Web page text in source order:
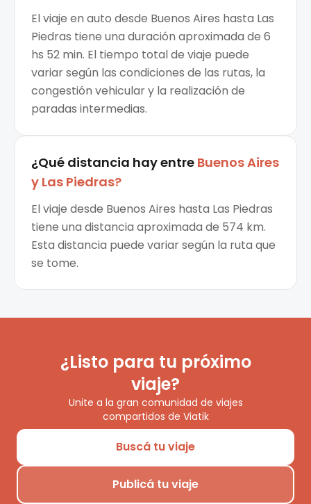
El viaje en auto desde Buenos Aires hasta Las
Piedras tiene una duración aproximada de 6
hs 52 min. El tiempo total de viaje puede
variar según las condiciones de las rutas, la
congestión vehicular y la realización de
paradas intermedias.
¿Qué distancia hay entre Buenos Aires
y Las Piedras?
El viaje desde Buenos Aires hasta Las Piedras
tiene una distancia aproximada de 574 km.
Esta distancia puede variar según la ruta que
se tome.
¿Listo para tu próximo
viaje?
Unite a la gran comunidad de viajes
compartidos de Viatik
Buscá tu viaje
Publicá tu viaje